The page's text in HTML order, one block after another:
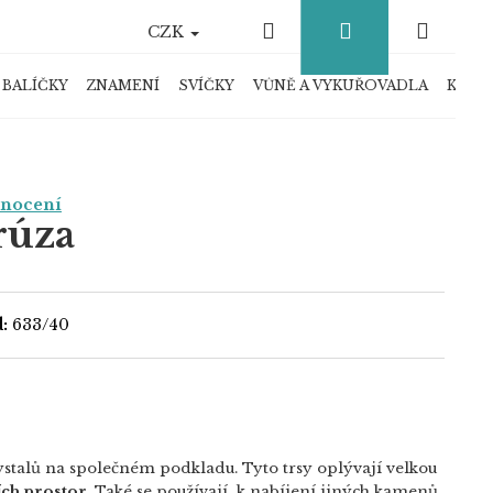
ZNAMENÍ SVÍČKY VŮNĚ A VYKUŘOVADLA
CZK Hledat Přihlášení
košík
633/40
na společném podkladu. Tyto trsy oplývají velkou